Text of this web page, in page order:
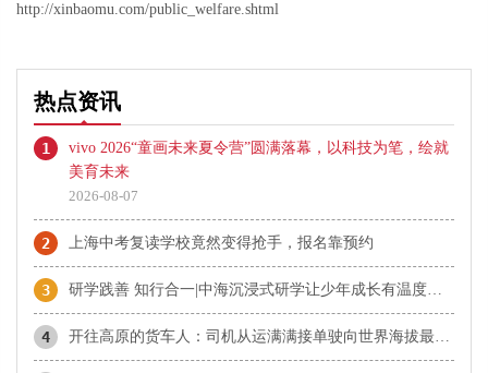
http://xinbaomu.com/public_welfare.shtml
热点资讯
1
vivo 2026“童画未来夏令营”圆满落幕，以科技为笔，绘就
美育未来
2026-08-07
2 上海中考复读学校竟然变得抢手，报名靠预约
3 研学践善 知行合一|中海沉浸式研学让少年成长有温度有厚度
4 开往高原的货车人：司机从运满满接单驶向世界海拔最高音乐节